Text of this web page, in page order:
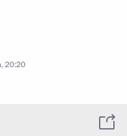
20:20